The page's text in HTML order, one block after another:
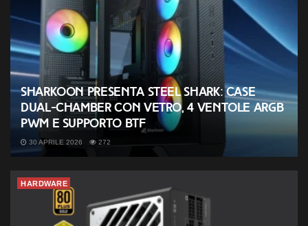
Sharkoon presenta Steel Shark: case
dual-chamber con vetro, 4 ventole ARGB
PWM e supporto BTF
30 APRILE 2026 272
HARDWARE